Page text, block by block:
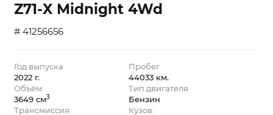
Z71-X Midnight 4Wd
# 41256656
Год выпуска
2022 г.
Пробег
44033 км.
Объём
3649 см3
Тип двигателя
Бензин
Трансмиссия
Кузов: